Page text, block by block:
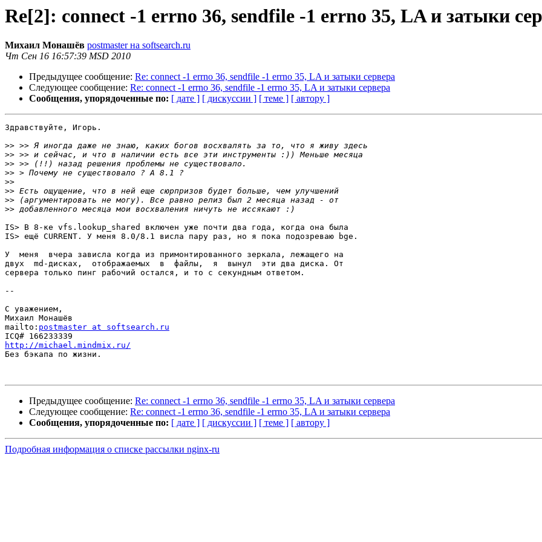
Re[2]: connect -1 errno 36, sendfile -1 errno 35, LA и затыки
Михаил Монашёв postmaster на softsearch.ru
Чт Сен 16 16:57:39 MSD 2010
Предыдущее сообщение: Re: connect -1 errno 36, sendfile -1 errno 35, LA и затыки сервера
Следующее сообщение: Re: connect -1 errno 36, sendfile -1 errno 35, LA и затыки сервера
Сообщения, упорядоченные по: [ дате ] [ дискуссии ] [ теме ] [ автору ]
Здравствуйте, Игорь.
>>
>>
>>
>>
>>
>>
>>
>>
IS> В 8-ке vfs.lookup_shared включен уже почти два года, когда она была
IS> ещё CURRENT. У меня 8.0/8.1 висла пару раз, но я пока подозреваю bge.
У  меня  вчера зависла когда из примонтированного зеркала, лежащего на
двух  md-дисках,  отображаемых  в  файлы,  я  вынул  эти два диска. От
сервера только пинг рабочий остался, и то с секундным ответом.
--
С уважением,
Михаил Монашёв
mailto: postmaster at softsearch.ru
http://michael.mindmix.ru/
Без бэкапа по жизни.
Предыдущее сообщение: Re: connect -1 errno 36, sendfile -1 errno 35, LA и затыки сервера
Следующее сообщение: Re: connect -1 errno 36, sendfile -1 errno 35, LA и затыки сервера
Сообщения, упорядоченные по: [ дате ] [ дискуссии ] [ теме ] [ автору ]
Подробная информация о списке рассылки nginx-ru